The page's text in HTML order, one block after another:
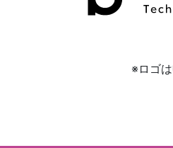
※ロゴ